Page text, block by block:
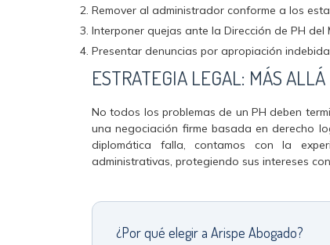
Remover al administrador conforme a los
Interponer quejas ante la Dirección de PH del
Presentar denuncias por apropiación
ESTRATEGIA LEGAL: MÁS
No todos los problemas de un PH deben
una negociación firme basada en derecho
diplomática falla, contamos con la
administrativas, protegiendo sus intereses
¿Por qué elegir a Arispe Abogado?